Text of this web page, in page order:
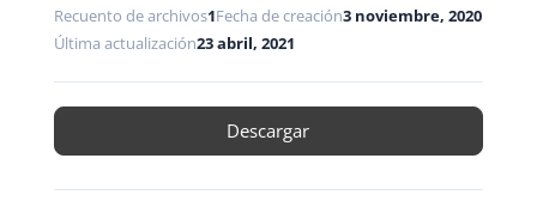
Recuento de archivos1Fecha de creación3 noviembre, 2020
Última actualización23 abril, 2021
Descargar